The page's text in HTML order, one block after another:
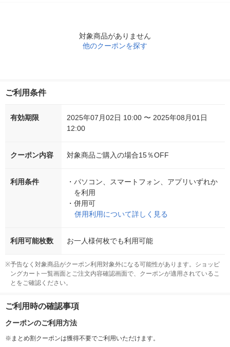
対象商品がありません
他のクーポンを探す
ご利用条件
有効期限
2025年07月02日 10:00 〜 2025年08月01日
12:00
クーポン内容 対象商品ご購入の場合15％OFF
利用条件 ・ パソコン、スマートフォン、アプリいずれか
を利用
・ 併用可
併用利用について詳しく見る
利用可能枚数 お一人様何枚でも利用可能
※予告なく対象商品がクーポン利用対象外になる可能性があります。ショッピ
ングカート一覧画面とご注文内容確認画面で、クーポンが適用されているこ
とをご確認ください。
ご利用時の確認事項
クーポンのご利用方法
※まとめ割クーポンは獲得不要でご利用いただけます。